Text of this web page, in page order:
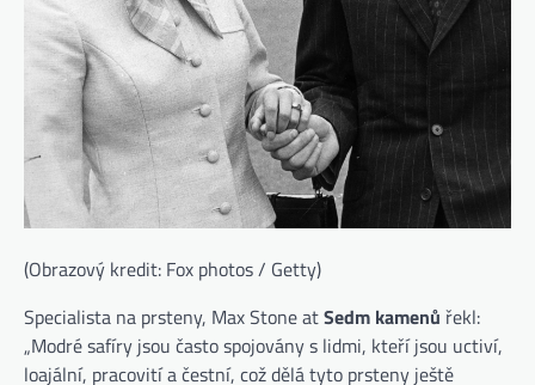
(Obrazový kredit: Fox photos / Getty)
Specialista na prsteny, Max Stone atSedm kamenů (otevře se
řekl:
„Modré safíry jsou často spojovány s lidmi, kteří jsou uctiví,
loajální, pracovití a čestní, což dělá tyto prsteny ještě